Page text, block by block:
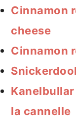
Cinnamon
cheese
Cinnamon
la cannelle